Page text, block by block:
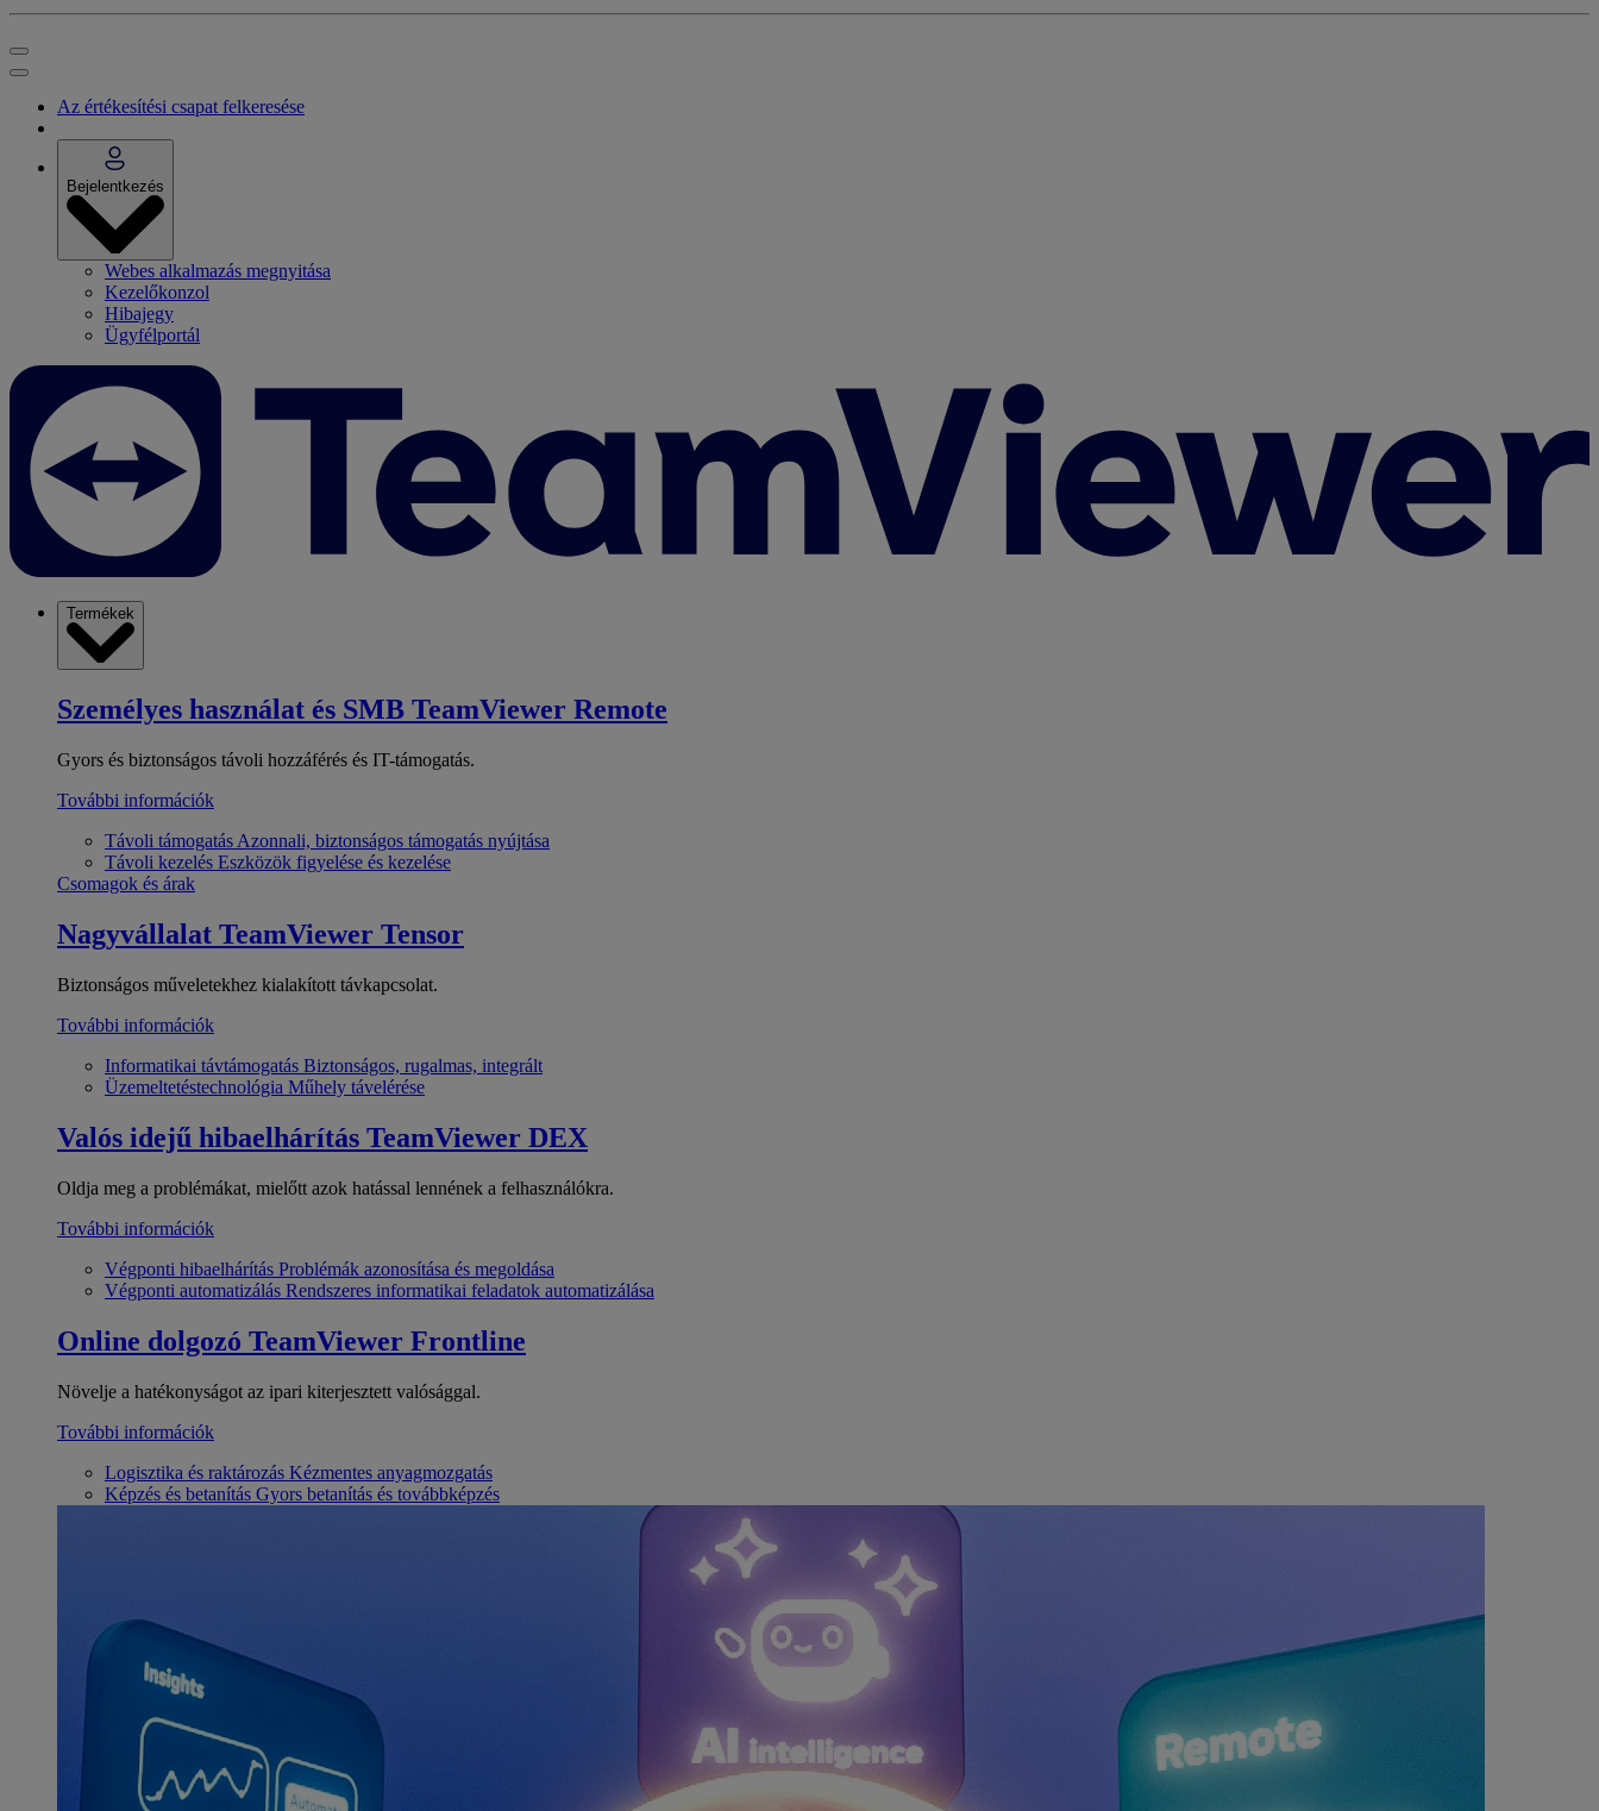
Az értékesítési csapat felkeresése
Bejelentkezés
Webes alkalmazás megnyitása
Kezelőkonzol
Hibajegy
Ügyfélportál
Termékek
Személyes használat és SMB TeamViewer Remote
Gyors és biztonságos távoli hozzáférés és IT-támogatás.
További információk
Távoli támogatás Azonnali, biztonságos támogatás nyújtása
Távoli kezelés Eszközök figyelése és kezelése
Csomagok és árak
Nagyvállalat TeamViewer Tensor
Biztonságos műveletekhez kialakított távkapcsolat.
További információk
Informatikai távtámogatás Biztonságos, rugalmas, integrált
Üzemeltetéstechnológia Műhely távelérése
Valós idejű hibaelhárítás TeamViewer DEX
Oldja meg a problémákat, mielőtt azok hatással lennének a felhasználókra.
További információk
Végponti hibaelhárítás Problémák azonosítása és megoldása
Végponti automatizálás Rendszeres informatikai feladatok automatizálása
Online dolgozó TeamViewer Frontline
Növelje a hatékonyságot az ipari kiterjesztett valósággal.
További információk
Logisztika és raktározás Kézmentes anyagmozgatás
Képzés és betanítás Gyors betanítás és továbbképzés